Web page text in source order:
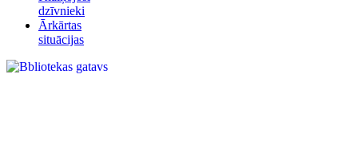
dzīvnieki
Ārkārtas
situācijas